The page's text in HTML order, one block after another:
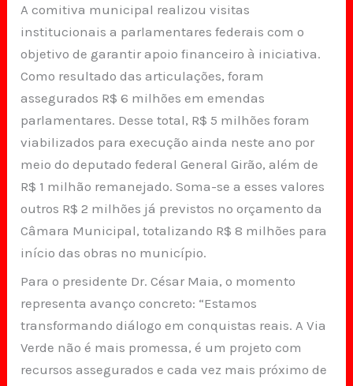
A comitiva municipal realizou visitas
institucionais a parlamentares federais com o
objetivo de garantir apoio financeiro à iniciativa.
Como resultado das articulações, foram
assegurados R$ 6 milhões em emendas
parlamentares. Desse total, R$ 5 milhões foram
viabilizados para execução ainda neste ano por
meio do deputado federal General Girão, além de
R$ 1 milhão remanejado. Soma-se a esses valores
outros R$ 2 milhões já previstos no orçamento da
Câmara Municipal, totalizando R$ 8 milhões para
início das obras no município.
Para o presidente Dr. César Maia, o momento
representa avanço concreto: “Estamos
transformando diálogo em conquistas reais. A Via
Verde não é mais promessa, é um projeto com
recursos assegurados e cada vez mais próximo de